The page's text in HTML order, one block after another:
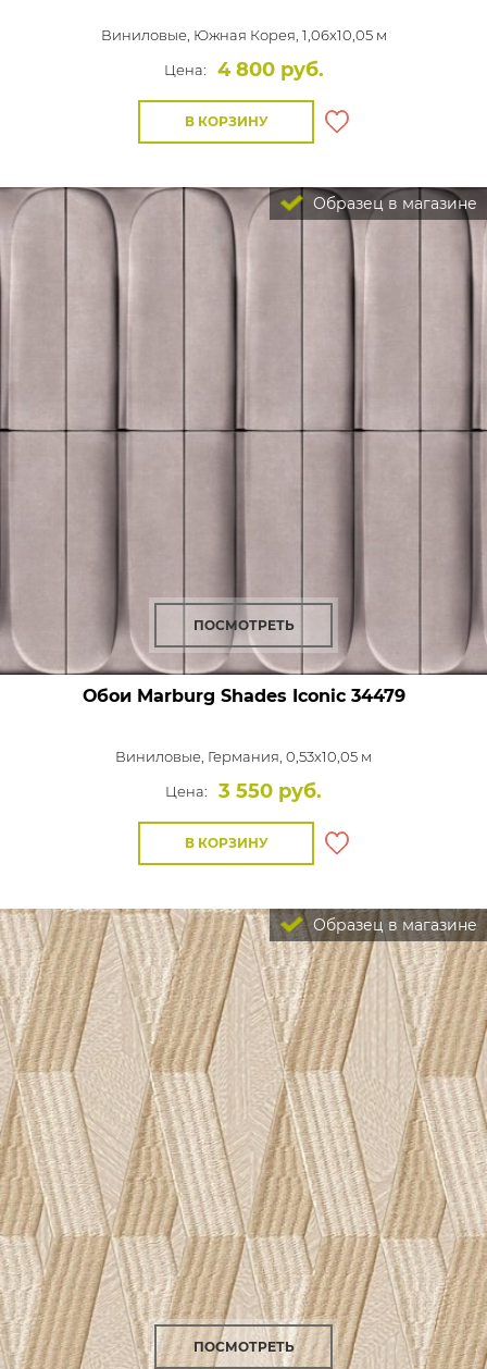
Виниловые, Южная Корея, 1,06x10,05 м
Цена:
4 800 руб.
В КОРЗИНУ
Образец в магазине
ПОСМОТРЕТЬ
Обои Marburg Shades Iconic34479
Виниловые, Германия, 0,53x10,05 м
Цена:
3 550 руб.
В КОРЗИНУ
Образец в магазине
ПОСМОТРЕТЬ